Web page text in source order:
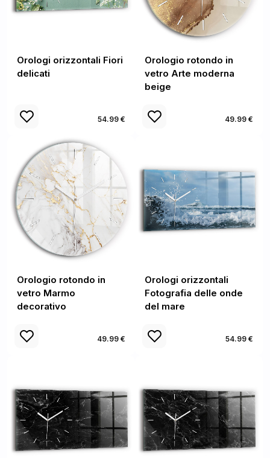
Orologi orizzontali Fiori
delicati
54.99 €
Orologio rotondo in
vetro Arte moderna
beige
49.99 €
Orologio rotondo in
vetro Marmo
decorativo
49.99 €
Orologi orizzontali
Fotografia delle onde
del mare
54.99 €